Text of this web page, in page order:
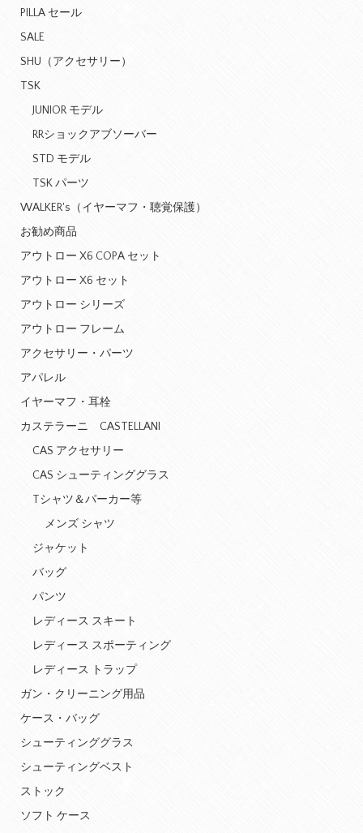
PILLA セール
SALE
SHU（アクセサリー）
TSK
JUNIOR モデル
RRショックアブソーバー
STD モデル
TSK パーツ
WALKER's（イヤーマフ・聴覚保護）
お勧め商品
アウトロー X6 COPA セット
アウトロー X6 セット
アウトロー シリーズ
アウトロー フレーム
アクセサリー・パーツ
アパレル
イヤーマフ・耳栓
カステラーニ CASTELLANI
CAS アクセサリー
CAS シューティンググラス
Tシャツ＆パーカー等
メンズ シャツ
ジャケット
バッグ
パンツ
レディース スキート
レディース スポーティング
レディース トラップ
ガン・クリーニング用品
ケース・バッグ
シューティンググラス
シューティングベスト
ストック
ソフト ケース